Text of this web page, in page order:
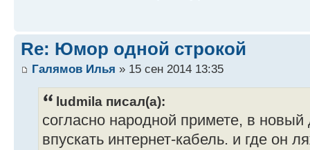
Re: Юмор одной строкой
Галямов Илья » 15 сен 2014 13:35
ludmila писал(а):
cогласно народной примете, в
впускать интернет-кабель. и где он